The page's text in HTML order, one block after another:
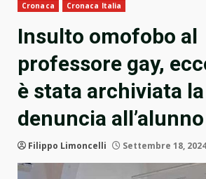
Cronaca Cronaca Italia
Insulto omofobo al
professore gay,
è stata archiviata la
denuncia all’alunno
Filippo Limoncelli Settembre 18, 2024